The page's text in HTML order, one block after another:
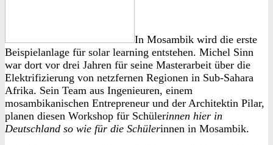
In Mosambik wird die erste
Beispielanlage für solar learning entstehen. Michel Sinn
war dort vor drei Jahren für seine Masterarbeit über die
Elektrifizierung von netzfernen Regionen in Sub-Sahara
Afrika. Sein Team aus Ingenieuren, einem
mosambikanischen Entrepreneur und der Architektin Pilar,
planen diesen Workshop für Schülerinnen hier in
Deutschland so wie für die Schülerinnen in Mosambik.